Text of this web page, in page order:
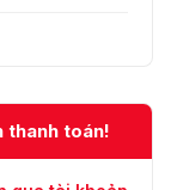
thanh toán!